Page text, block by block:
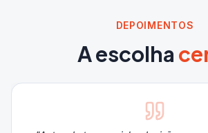
DEPOIMENTOS
A escolha